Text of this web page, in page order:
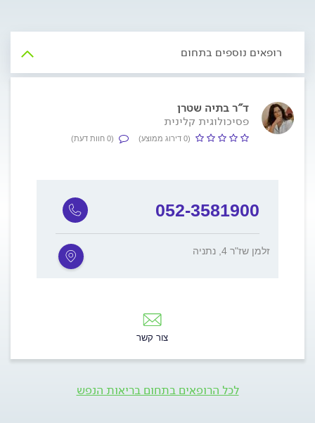
רופאים נוספים בתחום
ד"ר בתיה שטרן
פסיכולוגית קלינית
(0 דירוג ממוצע) (0 חוות דעת)
052-3581900
זלמן שז"ר 4, נתניה
צור קשר
לכל הרופאים בתחום בריאות הנפש